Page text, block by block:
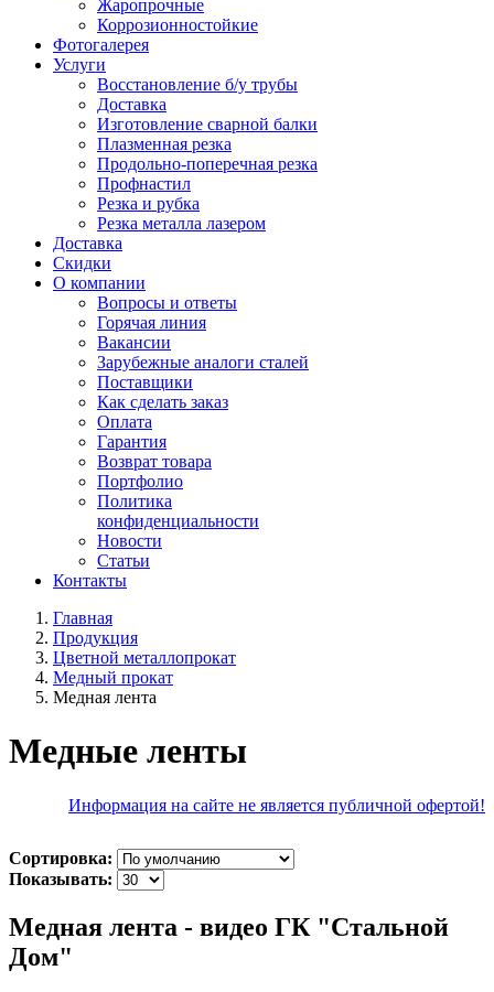
Жаропрочные
Коррозионностойкие
Фотогалерея
Услуги
Восстановление б/у трубы
Доставка
Изготовление сварной балки
Плазменная резка
Продольно-поперечная резка
Профнастил
Резка и рубка
Резка металла лазером
Доставка
Скидки
О компании
Вопросы и ответы
Горячая линия
Вакансии
Зарубежные аналоги сталей
Поставщики
Как сделать заказ
Оплата
Гарантия
Возврат товара
Портфолио
Политика
конфиденциальности
Новости
Статьи
Контакты
Главная
Продукция
Цветной металлопрокат
Медный прокат
Медная лента
Медные ленты
Информация на сайте не является публичной офертой!
Сортировка:
Показывать:
Медная лента - видео ГК "Стальной
Дом"